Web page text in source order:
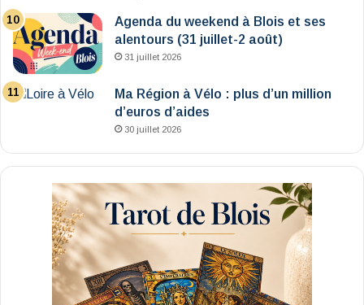
Agenda du weekend à Blois et ses
alentours (31 juillet-2 août)
31 juillet 2026
Ma Région à Vélo : plus d’un million
d’euros d’aides
30 juillet 2026